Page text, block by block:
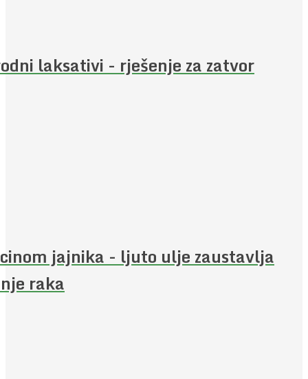
laksativi - rješenje za zatvor
jajnika - ljuto ulje zaustavlja
raka